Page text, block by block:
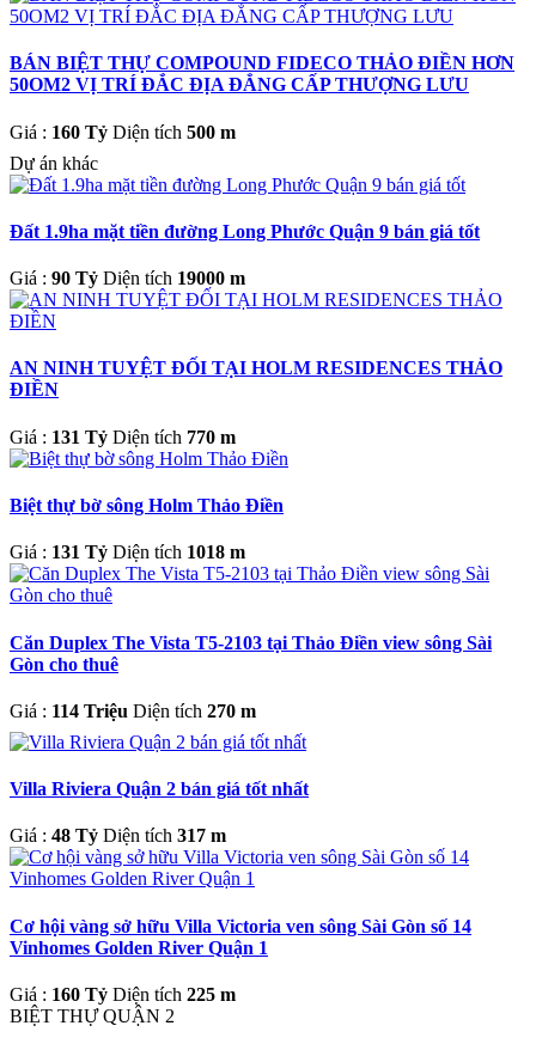
BÁN BIỆT THỰ COMPOUND FIDECO THẢO ĐIỀN HƠN
50OM2 VỊ TRÍ ĐẮC ĐỊA ĐẲNG CẤP THƯỢNG LƯU
Giá : 160 Tỷ Diện tích 500 m
Dự án khác
Đất 1.9ha mặt tiền đường Long Phước Quận 9 bán giá tốt
Giá : 90 Tỷ Diện tích 19000 m
AN NINH TUYỆT ĐỐI TẠI HOLM RESIDENCES THẢO
ĐIỀN
Giá : 131 Tỷ Diện tích 770 m
Biệt thự bờ sông Holm Thảo Điền
Giá : 131 Tỷ Diện tích 1018 m
Căn Duplex The Vista T5-2103 tại Thảo Điền view sông Sài
Gòn cho thuê
Giá : 114 Triệu Diện tích 270 m
Villa Riviera Quận 2 bán giá tốt nhất
Giá : 48 Tỷ Diện tích 317 m
Cơ hội vàng sở hữu Villa Victoria ven sông Sài Gòn số 14
Vinhomes Golden River Quận 1
Giá : 160 Tỷ Diện tích 225 m
BIỆT THỰ QUẬN 2